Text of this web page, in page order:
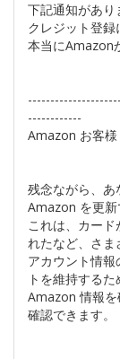
下記通知があり
クレジット登録
本当にAmazon
------------
Аmazon お客様
残念ながら、あ
Аmazon を更新
これは、カー
れたなど、さま
アカウント情
トを維持するた
Аmazon 情報を
確認できます。